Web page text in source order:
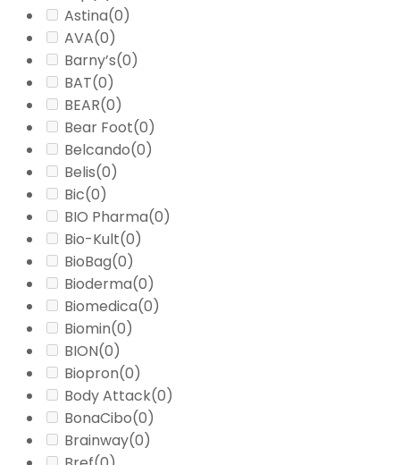
Astina(0)
AVA(0)
Barny’s(0)
BAT(0)
BEAR(0)
Bear Foot(0)
Belcando(0)
Belis(0)
Bic(0)
BIO Pharma(0)
Bio-Kult(0)
BioBag(0)
Bioderma(0)
Biomedica(0)
Biomin(0)
BION(0)
Biopron(0)
Body Attack(0)
BonaCibo(0)
Brainway(0)